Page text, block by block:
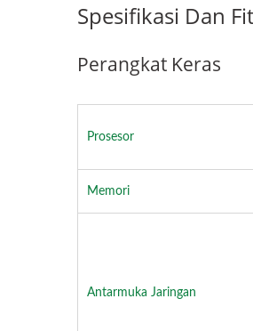
Spesifikasi Dan
Perangkat Keras
Prosesor
Memori
Antarmuka Jaringan